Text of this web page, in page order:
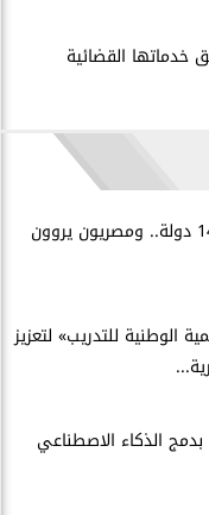
خدماتها القضائية
روسيا تجمع شباب 14 دولة.. ومصريون يروون
الوطنية للتدريب» لتعزيز
الذكاء الاصطناعي